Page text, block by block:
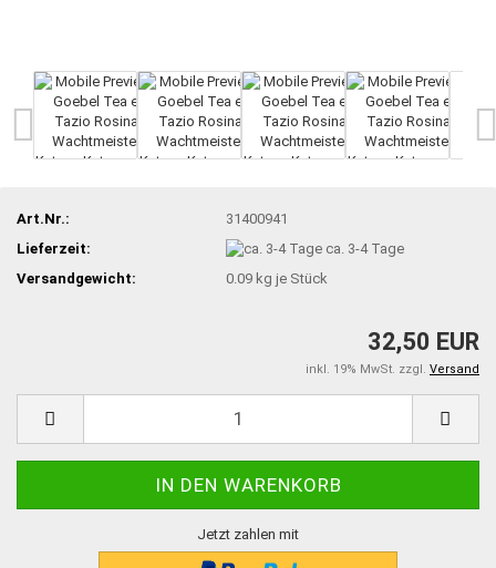
Art.Nr.:
31400941
Lieferzeit:
ca. 3-4 Tage
Versandgewicht:
0.09 kg je Stück
32,50 EUR
inkl. 19% MwSt. zzgl. Versand
Jetzt zahlen mit